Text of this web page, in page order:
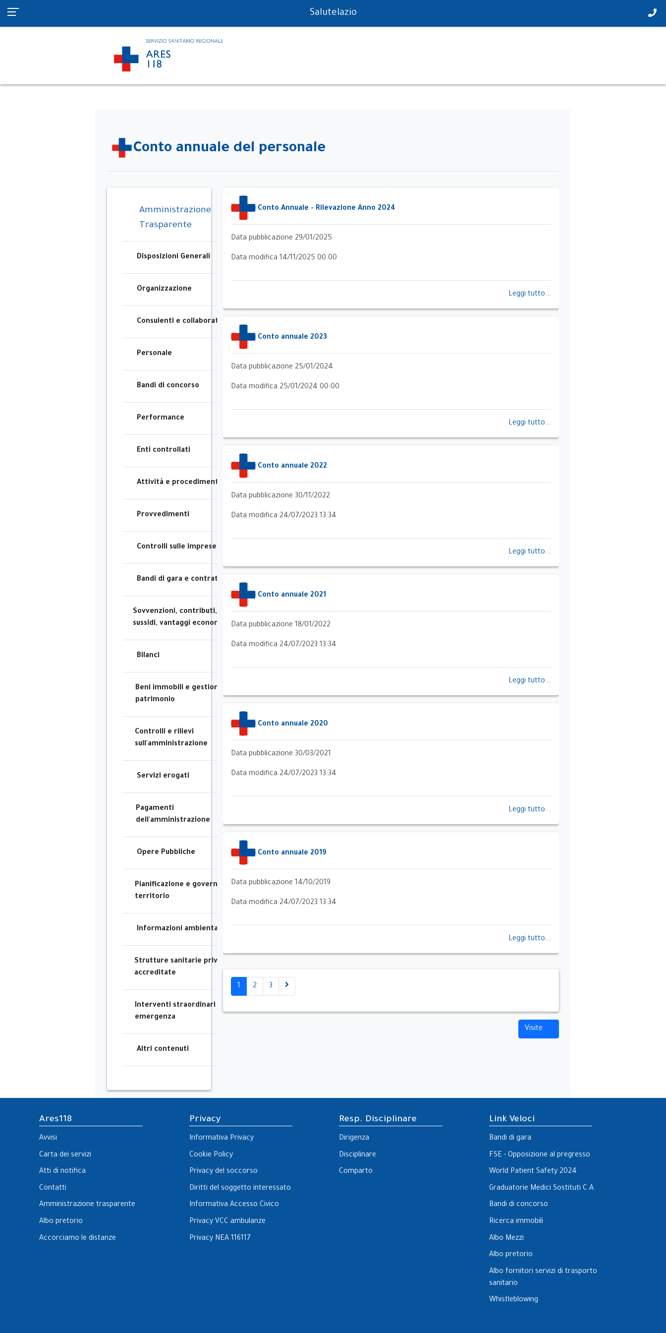
PS in tempo reale
Salutelazio
Conto annuale del personale
Amministrazione
Trasparente
Disposizioni Generali
Organizzazione
Consulenti e collaboratori
Personale
Bandi di concorso
Performance
Enti controllati
Attività e procedimenti
Provvedimenti
Controlli sulle imprese
Bandi di gara e contratti
Sovvenzioni, contributi,
sussidi, vantaggi economici
Bilanci
Beni immobili e gestione
patrimonio
Controlli e rilievi
sull'amministrazione
Servizi erogati
Pagamenti
dell'amministrazione
Opere Pubbliche
Pianificazione e governo del
territorio
Informazioni ambientali
Strutture sanitarie private
accreditate
Interventi straordinari e di
emergenza
Altri contenuti
Conto Annuale - Rilevazione Anno 2024
Data pubblicazione 29/01/2025
Data modifica 14/11/2025 00:00
Leggi tutto...
Conto annuale 2023
Data pubblicazione 25/01/2024
Data modifica 25/01/2024 00:00
Leggi tutto...
Conto annuale 2022
Data pubblicazione 30/11/2022
Data modifica 24/07/2023 13:34
Leggi tutto...
Conto annuale 2021
Data pubblicazione 18/01/2022
Data modifica 24/07/2023 13:34
Leggi tutto...
Conto annuale 2020
Data pubblicazione 30/03/2021
Data modifica 24/07/2023 13:34
Leggi tutto...
Conto annuale 2019
Data pubblicazione 14/10/2019
Data modifica 24/07/2023 13:34
Leggi tutto...
1 2 3
Visite
Ares118
Avvisi
Carta dei servizi
Atti di notifica
Contatti
Amministrazione trasparente
Albo pretorio
Accorciamo le distanze
Privacy
Informativa Privacy
Cookie Policy
Privacy del soccorso
Diritti del soggetto interessato
Informativa Accesso Civico
Privacy VCC ambulanze
Privacy NEA 116117
Resp. Disciplinare
Dirigenza
Disciplinare
Comparto
Link Veloci
Bandi di gara
FSE - Opposizione al pregresso
World Patient Safety 2024
Graduatorie Medici Sostituti C.A.
Bandi di concorso
Ricerca immobili
Albo Mezzi
Albo pretorio
Albo fornitori servizi di trasporto
sanitario
Whistleblowing